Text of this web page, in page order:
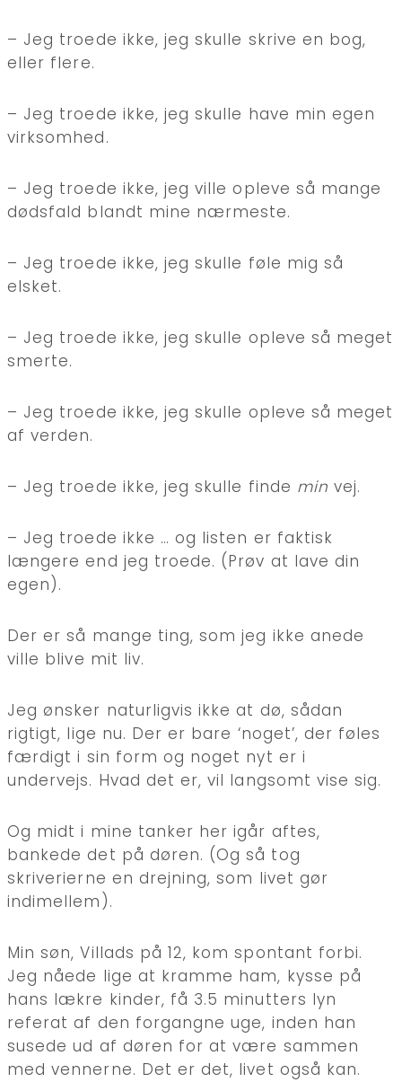
– Jeg troede ikke, jeg skulle skrive en bog,
eller flere.
– Jeg troede ikke, jeg skulle have min egen
virksomhed.
– Jeg troede ikke, jeg ville opleve så mange
dødsfald blandt mine nærmeste.
– Jeg troede ikke, jeg skulle føle mig så
elsket.
– Jeg troede ikke, jeg skulle opleve så meget
smerte.
– Jeg troede ikke, jeg skulle opleve så meget
af verden.
– Jeg troede ikke, jeg skulle finde min vej.
– Jeg troede ikke … og listen er faktisk
længere end jeg troede. (Prøv at lave din
egen).
Der er så mange ting, som jeg ikke anede
ville blive mit liv.
Jeg ønsker naturligvis ikke at dø, sådan
rigtigt, lige nu. Der er bare ‘noget’, der føles
færdigt i sin form og noget nyt er i
undervejs. Hvad det er, vil langsomt vise sig.
Og midt i mine tanker her igår aftes,
bankede det på døren. (Og så tog
skriverierne en drejning, som livet gør
indimellem).
Min søn, Villads på 12, kom spontant forbi.
Jeg nåede lige at kramme ham, kysse på
hans lækre kinder, få 3.5 minutters lyn
referat af den forgangne uge, inden han
susede ud af døren for at være sammen
med vennerne. Det er det, livet også kan.